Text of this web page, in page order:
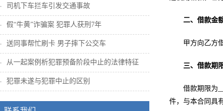
司机下车拦车引发交通事故
假“牛黄”诈骗案 犯罪人获刑7年
送同事帮忙刷卡 男子摔下公交车
从一起案例析犯罪预备阶段中止的法律特征
犯罪未遂与犯罪中止的区别
二、借款金
甲方向乙方
三、借款期
借款期限为
件，与本合同具